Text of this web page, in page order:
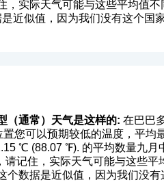
，实际天气可能与这些平均值
近似值，因为我们没有这个国
（通常）天气是这样的: 在巴巴
您可以预期较低的温度，平
℃ (88.07 ℉). 的平均数量九月
请记住，实际天气可能与这些
个数据是近似值，因为我们没有